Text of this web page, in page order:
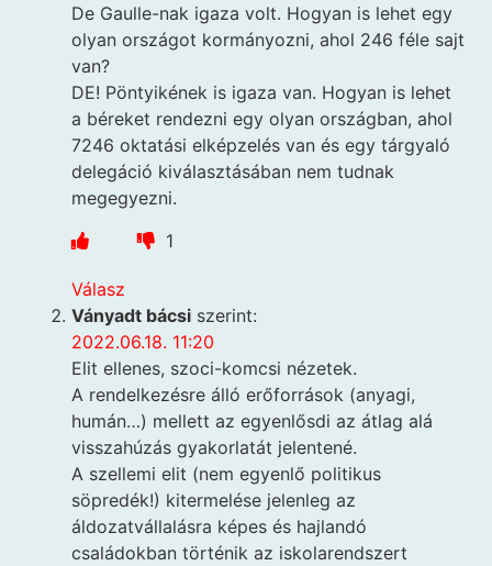
De Gaulle-nak igaza volt. Hogyan is lehet egy
olyan országot kormányozni, ahol 246 féle sajt
van?
DE! Pöntyikének is igaza van. Hogyan is lehet
a béreket rendezni egy olyan országban, ahol
7246 oktatási elképzelés van és egy tárgyaló
delegáció kiválasztásában nem tudnak
megegyezni.
1
Válasz
Ványadt bácsi szerint:
2022.06.18. 11:20
Elit ellenes, szoci-komcsi nézetek.
A rendelkezésre álló erőforrások (anyagi,
humán…) mellett az egyenlősdi az átlag alá
visszahúzás gyakorlatát jelentené.
A szellemi elit (nem egyenlő politikus
söpredék!) kitermelése jelenleg az
áldozatvállalásra képes és hajlandó
családokban történik az iskolarendszert